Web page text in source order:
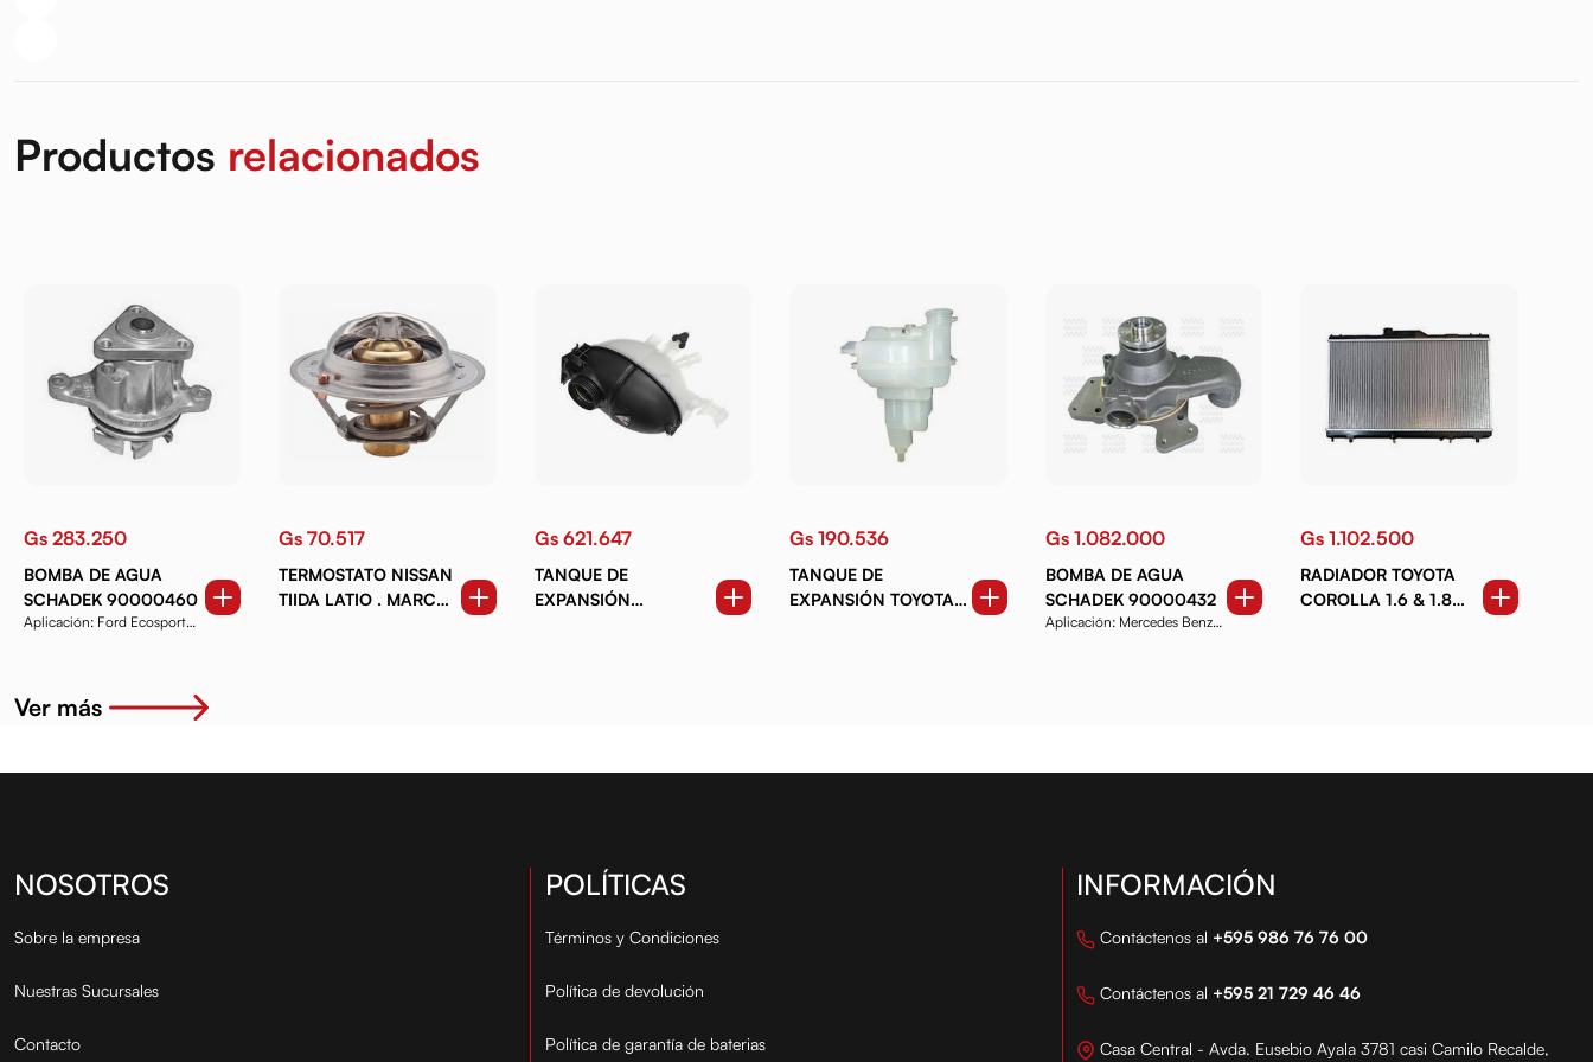
Productos relacionados
Gs 283.250
BOMBA DE AGUA
SCHADEK 90000460
Aplicación: Ford Ecosport
Gs 70.517
TERMOSTATO NISSAN
TIIDA LATIO . MARCH.
Gs 621.647
TANQUE DE
EXPANSIÓN
Gs 190.536
TANQUE DE
EXPANSIÓN TOYOTA
Gs 1.082.000
BOMBA DE AGUA
SCHADEK 90000432
Aplicación: Mercedes Benz
Gs 1.102.500
RADIADOR TOYOTA
COROLLA 1.6 & 1.8
Ver más
NOSOTROS
Sobre la empresa
Nuestras Sucursales
Contacto
POLÍTICAS
Términos y Condiciones
Política de devolución
Política de garantía de baterias
INFORMACIÓN
Contáctenos al +595 986 76 76 00
Contáctenos al +595 21 729 46 46
Casa Central - Avda. Eusebio Ayala 3781 casi Camilo Recalde,